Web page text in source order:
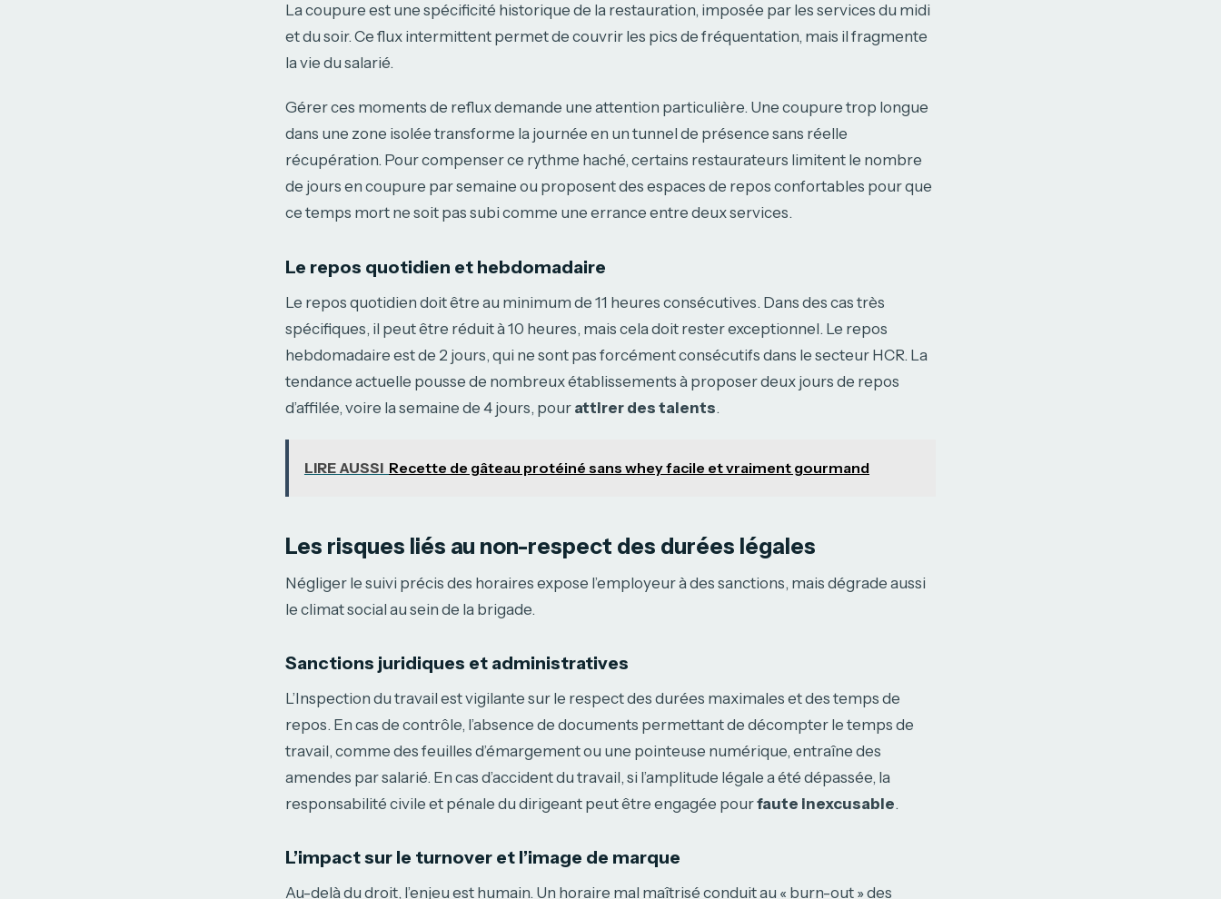
La coupure est une spécificité historique de la restauration, imposée par les services du midi
et du soir. Ce flux intermittent permet de couvrir les pics de fréquentation, mais il fragmente
la vie du salarié.
Gérer ces moments de reflux demande une attention particulière. Une coupure trop longue
dans une zone isolée transforme la journée en un tunnel de présence sans réelle
récupération. Pour compenser ce rythme haché, certains restaurateurs limitent le nombre
de jours en coupure par semaine ou proposent des espaces de repos confortables pour que
ce temps mort ne soit pas subi comme une errance entre deux services.
Le repos quotidien et hebdomadaire
Le repos quotidien doit être au minimum de 11 heures consécutives. Dans des cas très
spécifiques, il peut être réduit à 10 heures, mais cela doit rester exceptionnel. Le repos
hebdomadaire est de 2 jours, qui ne sont pas forcément consécutifs dans le secteur HCR. La
tendance actuelle pousse de nombreux établissements à proposer deux jours de repos
d’affilée, voire la semaine de 4 jours, pour attirer des talents.
LIRE AUSSI Recette de gâteau protéiné sans whey facile et vraiment gourmand
Les risques liés au non-respect des durées légales
Négliger le suivi précis des horaires expose l’employeur à des sanctions, mais dégrade aussi
le climat social au sein de la brigade.
Sanctions juridiques et administratives
L’Inspection du travail est vigilante sur le respect des durées maximales et des temps de
repos. En cas de contrôle, l’absence de documents permettant de décompter le temps de
travail, comme des feuilles d’émargement ou une pointeuse numérique, entraîne des
amendes par salarié. En cas d’accident du travail, si l’amplitude légale a été dépassée, la
responsabilité civile et pénale du dirigeant peut être engagée pourfaute inexcusable.
L’impact sur le turnover et l’image de marque
Au-delà du droit, l’enjeu est humain. Un horaire mal maîtrisé conduit au « burn-out » des